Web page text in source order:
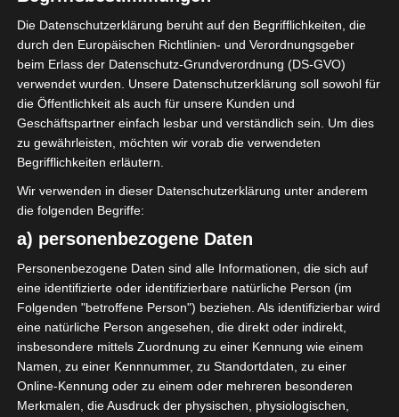
Tunesien: Saisonstart
der Ligue 1 verschoben
30. September 2022 Platzwart
1453 Views
FTF,Ligue 1,Saison 2022/2023,Saisonstart
Der tunesische Fußballverband hat auf den letzten
Drücker offiziell entschieden, den heutigen Anpfiff
der Saison 2022-2023 in der Ligue 1 zu verschieben.
Diese Entscheidung wurde getroffen, nachdem es
den Sicherheitsbehörden nicht möglich war, die
Spiele des ersten Spieltags zu gewährleisten. Zudem
hatte das Ministerium für Jugend und Sport den
Wunsch geäußert, den Anpfiff der Meisterschaft zu
verschieben, um nach der Entscheidung des
Die Datenschutzerklärung beruht auf den Begrifflichkeiten, die
durch den Europäischen Richtlinien- und Verordnungsgeber
beim Erlass der Datenschutz-Grundverordnung (DS-GVO)
verwendet wurden. Unsere Datenschutzerklärung soll sowohl für
die Öffentlichkeit als auch für unsere Kunden und
Geschäftspartner einfach lesbar und verständlich sein. Um dies
zu gewährleisten, möchten wir vorab die verwendeten
Begrifflichkeiten erläutern.
Wir verwenden in dieser Datenschutzerklärung unter anderem
die folgenden Begriffe:
a) personenbezogene Daten
Personenbezogene Daten sind alle Informationen, die sich auf
eine identifizierte oder identifizierbare natürliche Person (im
Folgenden "betroffene Person") beziehen. Als identifizierbar wird
eine natürliche Person angesehen, die direkt oder indirekt,
insbesondere mittels Zuordnung zu einer Kennung wie einem
Namen, zu einer Kennnummer, zu Standortdaten, zu einer
Online-Kennung oder zu einem oder mehreren besonderen
Merkmalen, die Ausdruck der physischen, physiologischen,